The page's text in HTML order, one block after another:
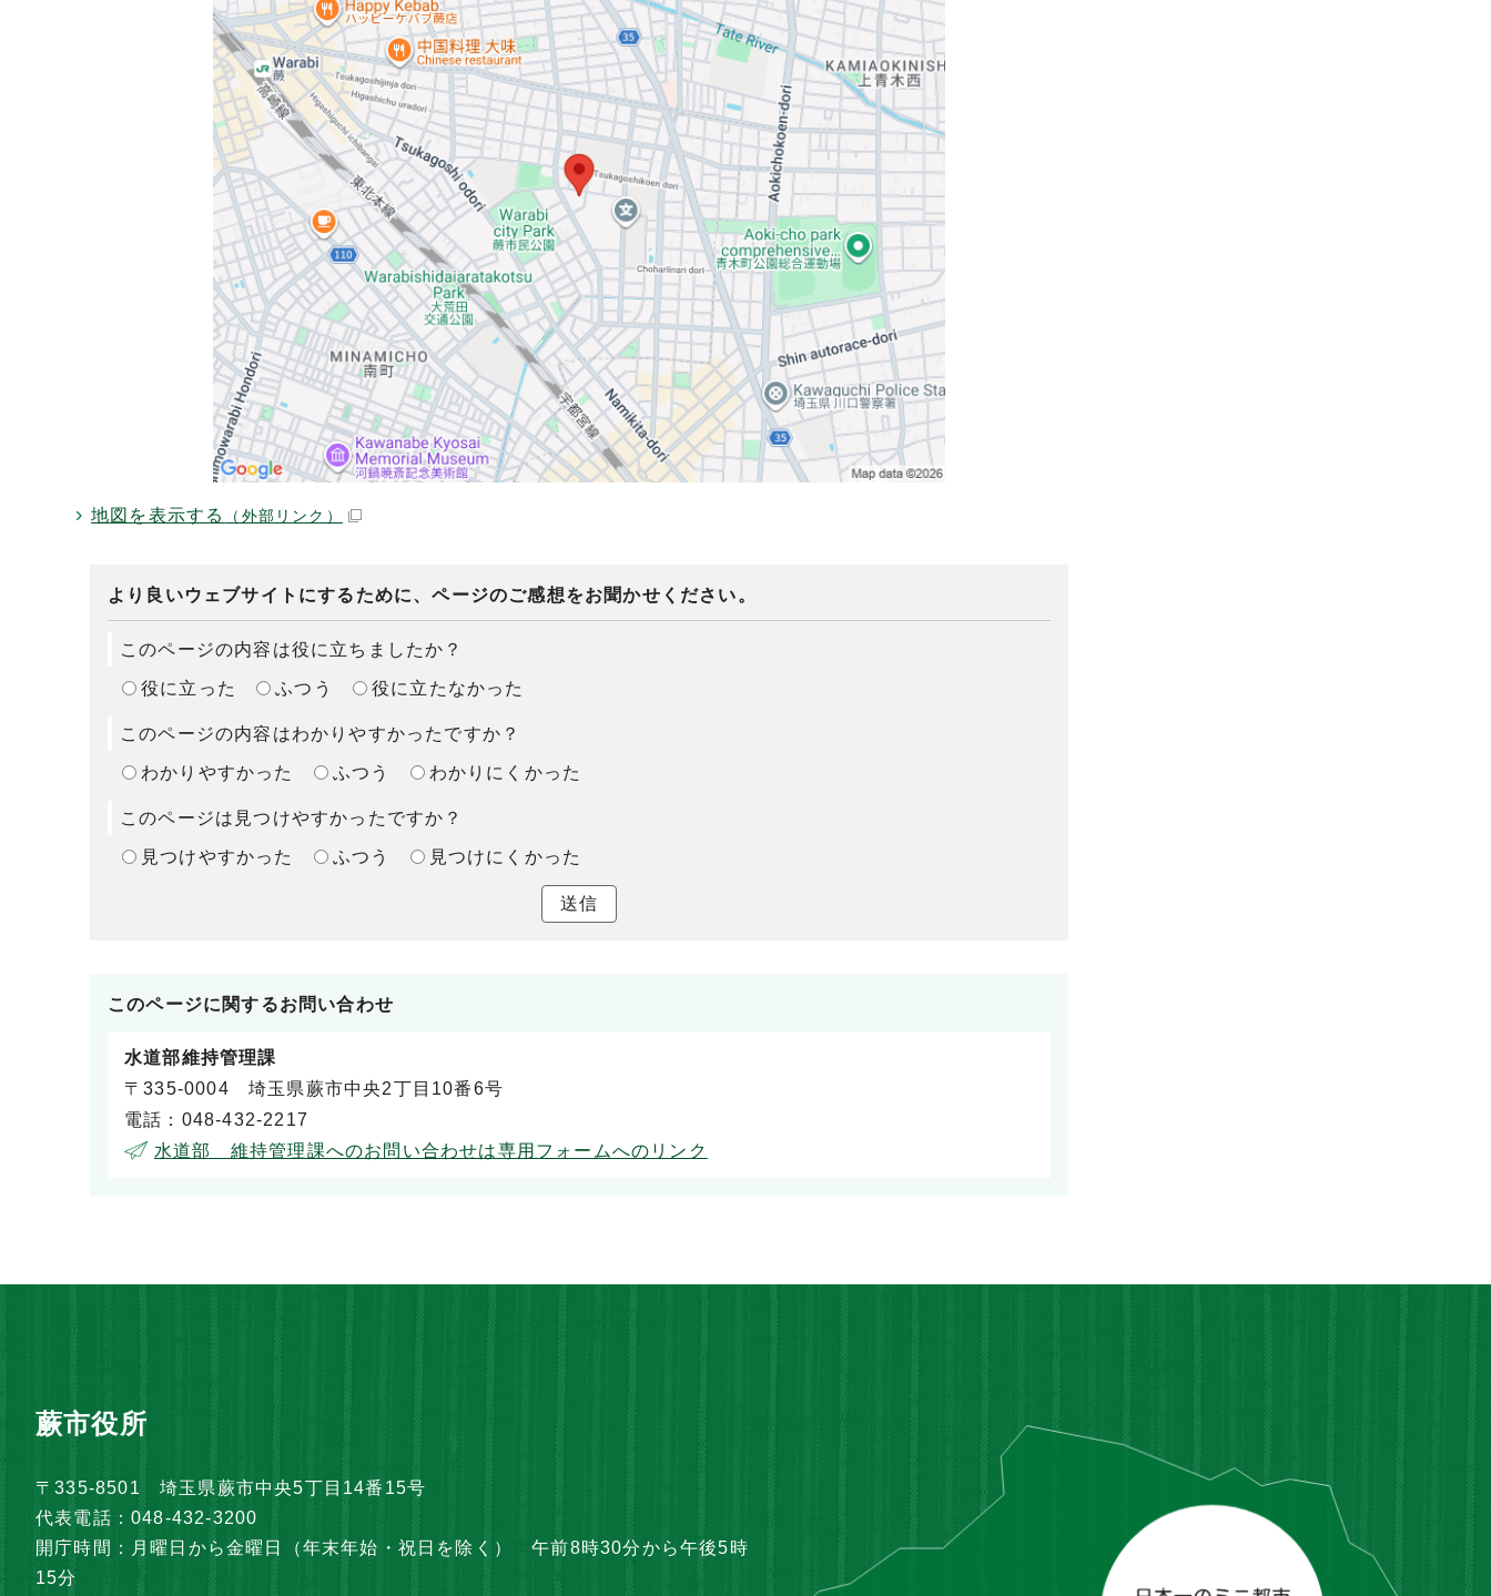
地図を表示する （外部リンク）
より良いウェブサイトにするために、ページのご感想をお聞かせください。
このページの内容は役に立ちましたか？
役に立った ふつう 役に立たなかった
このページの内容はわかりやすかったですか？
わかりやすかった ふつう わかりにくかった
このページは見つけやすかったですか？
見つけやすかった ふつう 見つけにくかった
送信
このページに関するお問い合わせ
水道部維持管理課
〒335-0004 埼玉県蕨市中央2丁目10番6号
電話：048-432-2217
水道部 維持管理課へのお問い合わせは専用フォームへのリンク
蕨市役所
〒335-8501 埼玉県蕨市中央5丁目14番15号
代表電話：048-432-3200
開庁時間：月曜日から金曜日（年末年始・祝日を除く） 午前8時30分から午後5時
15分